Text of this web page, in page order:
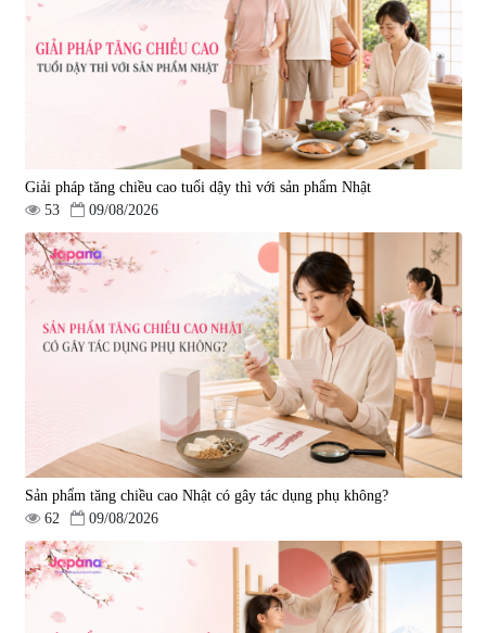
Giải pháp tăng chiều cao tuổi dậy thì với sản phẩm Nhật
53
09/08/2026
Sản phẩm tăng chiều cao Nhật có gây tác dụng phụ không?
62
09/08/2026